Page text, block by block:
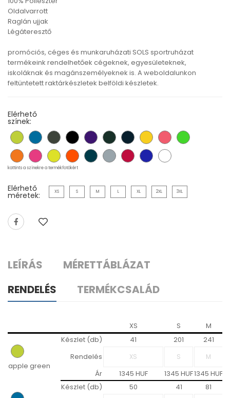
Oldalvarrott
Raglán ujjak
Légáteresztő
promóciós, céges és munkaruházati SOLS sportruházat
termékeink rendelhetőek cégeknek, egyesületeknek,
iskoláknak és magánszemélyeknek is. A weboldalunkon
feltüntetett raktárkészletek belföldi készletek.
Elérhető
színek:
kattints a színekre a termékfotókért
Elérhető
méretek: XS S M L XL 2XL 3XL
LEÍRÁS
MÉRETTÁBLÁZAT
RENDELÉS
TERMÉKCSALÁD
XS S M
apple green
Készlet (db) 41 201
241
Rendelés
Ár
1345 HUF 1345 HUF1345 HUF
Készlet (db) 50 41
81